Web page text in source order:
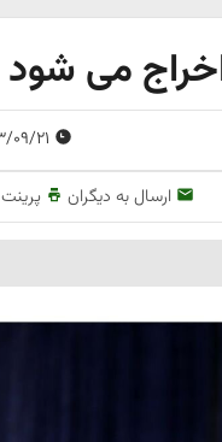
اخراج می شود
ارسال به دیگران پرینت